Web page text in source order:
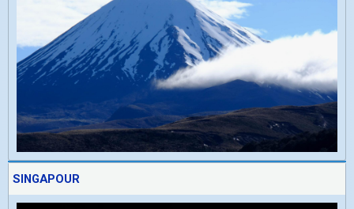
SINGAPOUR